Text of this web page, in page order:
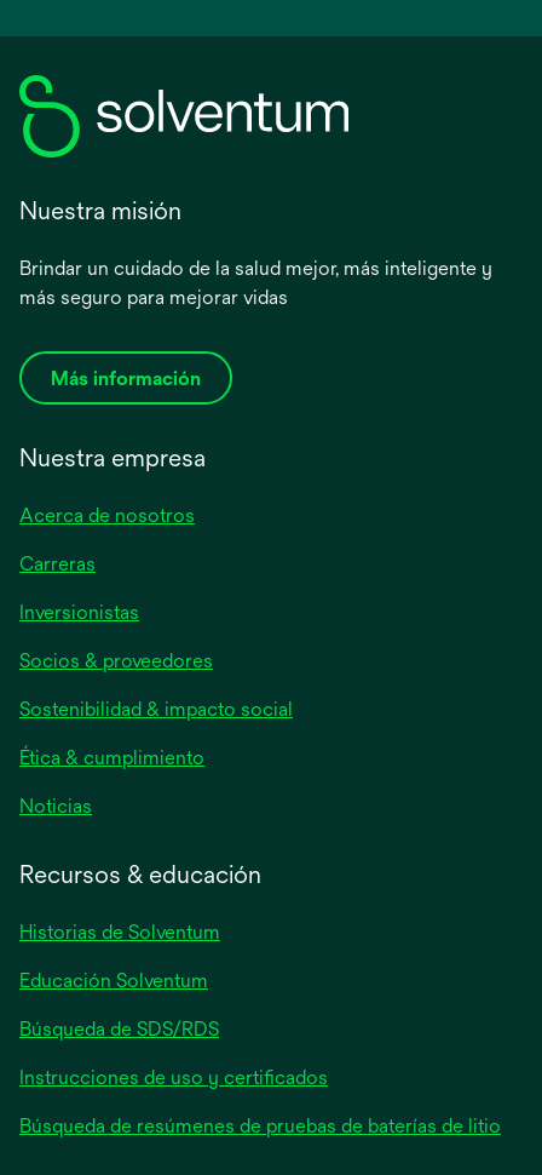
Nuestra misión
Brindar un cuidado de la salud mejor, más inteligente y
más seguro para mejorar vidas
Más información
Nuestra empresa
Acerca de nosotros
Carreras
Inversionistas
en
una
pestaña
nueva
Socios & proveedores
Sostenibilidad & impacto social
Ética & cumplimiento
Noticias
pestaña
Recursos & educación
Historias de Solventum
Educación Solventum
Búsqueda de SDS/RDS
Instrucciones de uso y certificados
Búsqueda de resúmenes de pruebas de baterías de litio